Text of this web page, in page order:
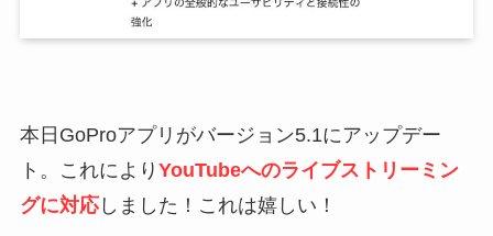
本日GoProアプリがバージョン5.1にアップデー
ト。これにより YouTubeへのライブストリーミン
グに対応しました！これは嬉しい！